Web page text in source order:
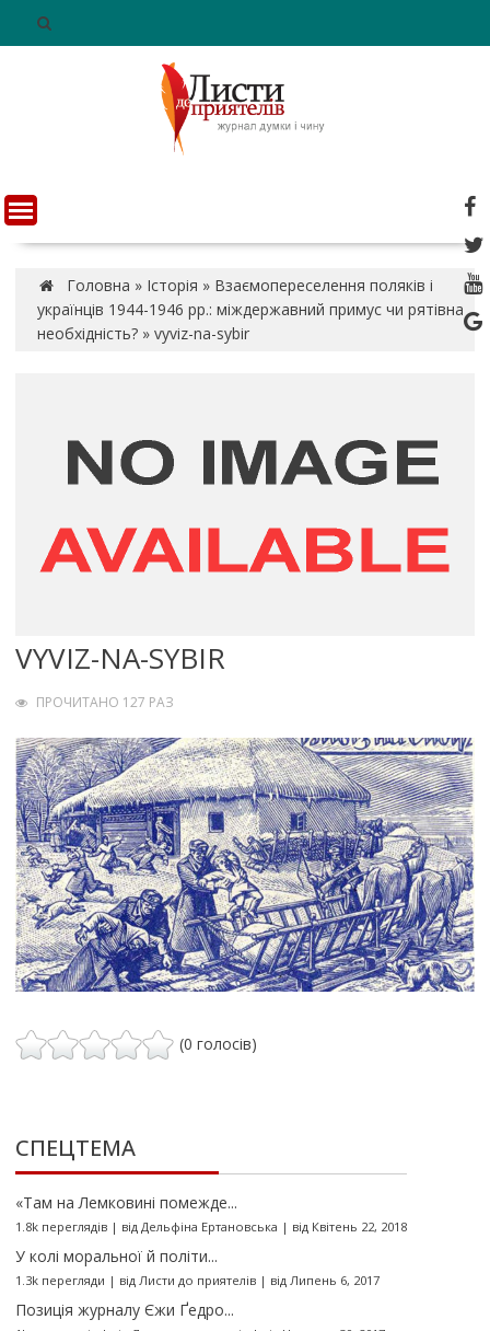
n
t
Головна » Історія » Взаємопереселення поляків і
українців 1944-1946 рр.: міждержавний примус чи рятівна
необхідність? » vyviz-na-sybir
VYVIZ-NA-SYBIR
ПРОЧИТАНО 127 РАЗ
(0 голосів)
СПЕЦТЕМА
«Там на Лемковині помежде...
1.8k переглядів| від Дельфіна Ертановська | від Квітень 22, 2018
У колі моральної й політи...
1.3k перегляди | від Листи до приятелів| від Липень 6, 2017
Позиція журналу Єжи Ґедро...